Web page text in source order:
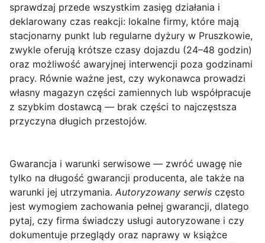
sprawdzaj przede wszystkim zasięg działania i
deklarowany czas reakcji: lokalne firmy, które mają
stacjonarny punkt lub regularne dyżury w Pruszkowie,
zwykle oferują krótsze czasy dojazdu (24–48 godzin)
oraz możliwość awaryjnej interwencji poza godzinami
pracy. Równie ważne jest, czy wykonawca prowadzi
własny magazyn części zamiennych lub współpracuje
z szybkim dostawcą — brak części to najczęstsza
przyczyna długich przestojów.
Gwarancja i warunki serwisowe — zwróć uwagę nie
tylko na długość gwarancji producenta, ale także na
warunki jej utrzymania. Autoryzowany serwis często
jest wymogiem zachowania pełnej gwarancji, dlatego
pytaj, czy firma świadczy usługi autoryzowane i czy
dokumentuje przeglądy oraz naprawy w książce